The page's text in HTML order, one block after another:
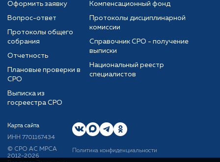
Оформить заявку
Вопрос-ответ
Компенсационный фонд
Протоколы дисциплинарной
комиссии
Протоколы общего
собрания
Отчетность
Плановые проверки в
СРО
Выписка из
госреестра СРО
Справочник СРО - получение
выписки
Национальный реестр
специалистов
Карта сайта
ИНН 7701167434
© CРО АС МРСА
2012-2026
Политика конфиденциальности